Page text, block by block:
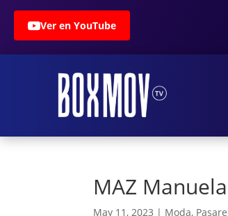
Ver en YouTube
MAZ
May 11, 2023 | Moda,